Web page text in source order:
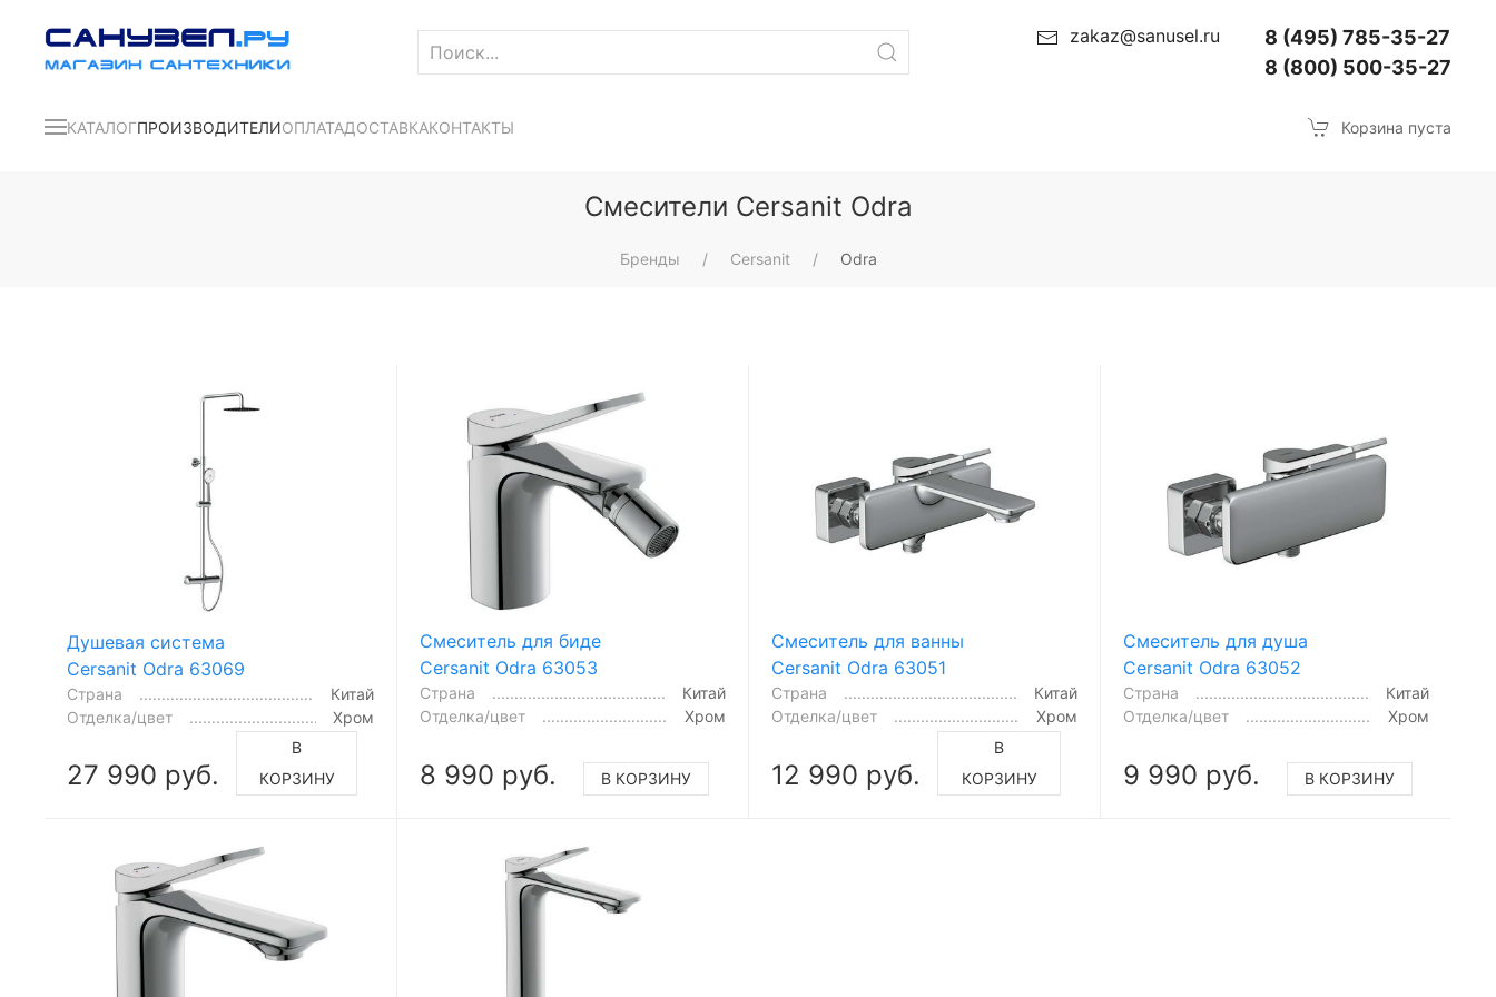
zakaz@sanusel.ru
8 (495) 785-35-27
8 (800) 500-35-27
КАТАЛОГПРОИЗВОДИТЕЛИОПЛАТАДОСТАВКАКОНТАКТЫ Корзина пуста
Смесители Cersanit Odra
Бренды Cersanit Odra
Душевая система
Cersanit Odra 63069
Страна
Китай
Отделка/цвет
Хром
27 990 руб.
В
КОРЗИНУ
Смеситель для биде
Cersanit Odra 63053
Страна
Китай
Отделка/цвет
Хром
8 990 руб. В КОРЗИНУ
Смеситель для ванны
Cersanit Odra 63051
Страна
Китай
Отделка/цвет
Хром
12 990 руб.
В
КОРЗИНУ
Смеситель для душа
Cersanit Odra 63052
Страна
Китай
Отделка/цвет
Хром
9 990 руб. В КОРЗИНУ